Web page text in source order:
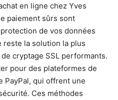
en ligne chez Yves
paiement sûrs sont
de vos données
reste la solution la plus
cryptage SSL performants.
pour des plateformes de
PayPal, qui offrent une
Ces méthodes